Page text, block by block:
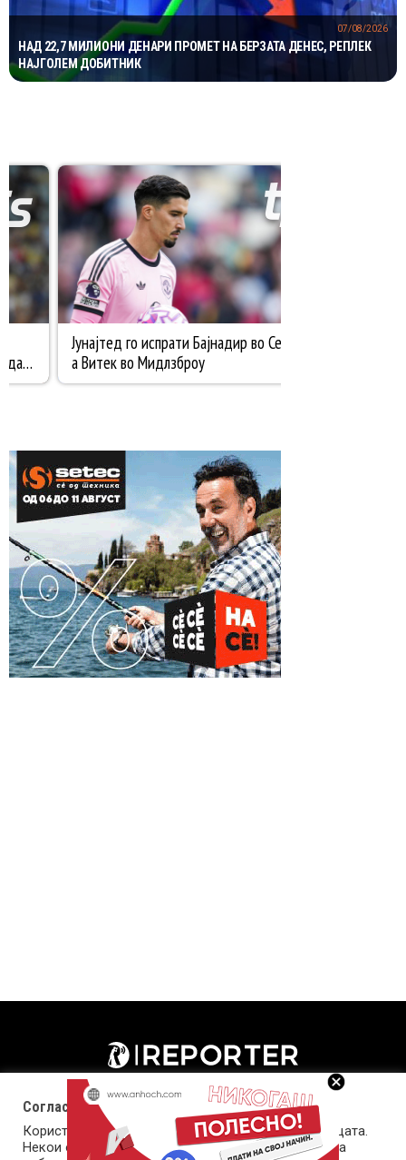
НАД 22,7 МИЛИОНИ ДЕНАРИ ПРОМЕТ НА БЕРЗАТА ДЕНЕС, РЕПЛЕК
НАЈГОЛЕМ ДОБИТНИК
07/08/2026
Согласност за колачиња (cookies)
Користиме колачиња за оптимизирање на страницата.
Некои од колачињата се од суштинско значење за